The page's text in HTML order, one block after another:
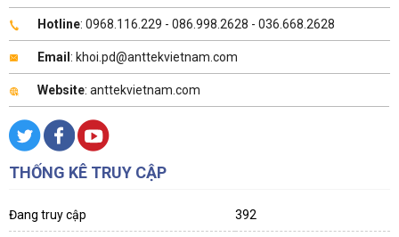
Hotline: 0968.116.229 - 086.998.2628 - 036.668.2628
Email : khoi.pd@anttekvietnam.com
Website: anttekvietnam.com
THỐNG KÊ TRUY CẬP
Đang truy cập 392